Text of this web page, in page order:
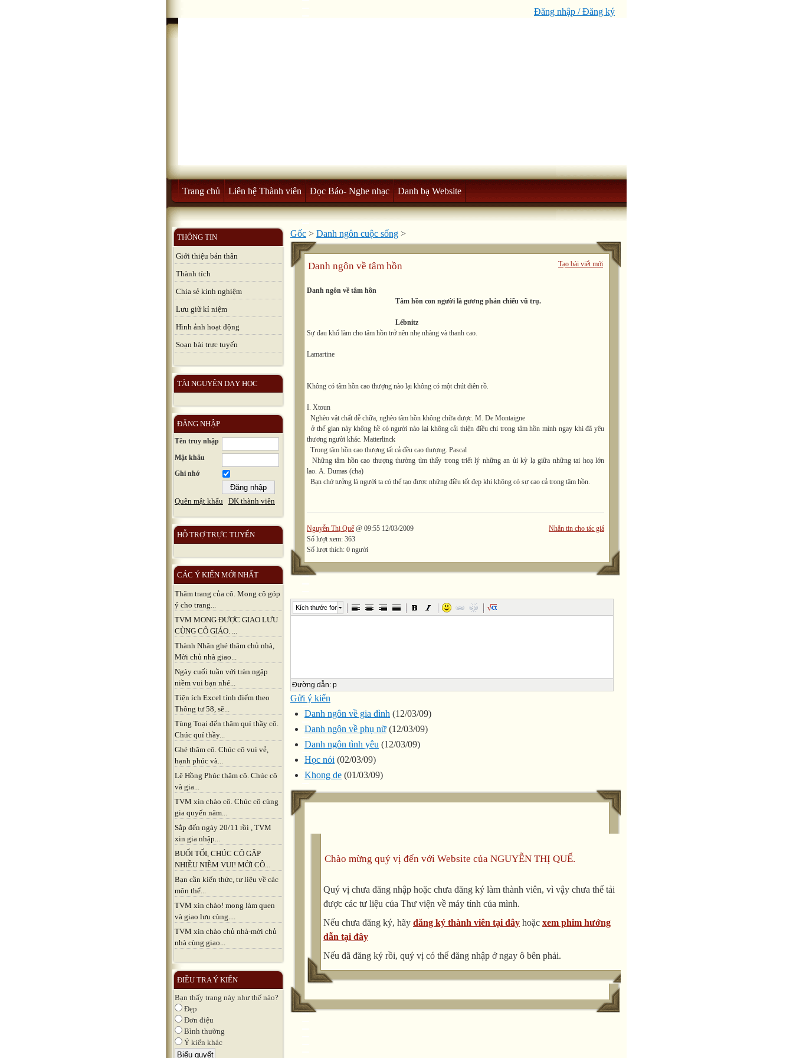
Đăng nhập / Đăng ký
Trang chủ Liên hệ Thành viên Đọc Báo- Nghe nhạc Danh bạ Website
THÔNG TIN
Giới thiệu bản thân
Thành tích
Chia sẻ kinh nghiệm
Lưu giữ kỉ niệm
Hình ảnh hoạt động
Soạn bài trực tuyến
TÀI NGUYÊN DẠY HỌC
ĐĂNG NHẬP
Tên truy nhập
Mật khẩu
Ghi nhớ
Quên mật khẩu ĐK thành viên
HỖ TRỢ TRỰC TUYẾN
CÁC Ý KIẾN MỚI NHẤT
Thăm trang của cô. Mong cô góp
ý cho trang...
TVM MONG ĐƯỢC GIAO LƯU
CÙNG CÔ GIÁO. ...
Thành Nhân ghé thăm chủ nhà,
Mời chủ nhà giao...
Ngày cuối tuần với tràn ngập
niềm vui bạn nhé...
Tiện ích Excel tính điểm theo
Thông tư 58, sẽ...
Tùng Toại đến thăm quí thầy cô.
Chúc quí thầy...
Ghé thăm cô. Chúc cô vui vẻ,
hạnh phúc và...
Lê Hồng Phúc thăm cô. Chúc cô
và gia...
TVM xin chào cô. Chúc cô cùng
gia quyến năm...
Sắp đến ngày 20/11 rồi , TVM
xin gia nhập...
BUỔI TỐI, CHÚC CÔ GẶP
NHIỀU NIỀM VUI! MỜI CÔ...
Bạn cần kiến thức, tư liệu về các
môn thể...
TVM xin chào! mong làm quen
và giao lưu cùng....
TVM xin chào chủ nhà-mời chủ
nhà cùng giao...
ĐIỀU TRA Ý KIẾN
Bạn thấy trang này như thế nào?
Đẹp
Đơn điệu
Bình thường
Ý kiến khác
Gốc > Danh ngôn cuộc sống >
Tạo bài viết mới
Danh ngôn về tâm hồn
Danh ngôn về tâm hồn
Tâm hồn con người là gương phản chiếu vũ trụ.
Lébnitz
Sự đau khổ làm cho tâm hồn trở nên nhẹ nhàng và thanh cao.
Lamartine
Không có tâm hồn cao thượng nào lại không có một chút điên rồ.
I. Xtoun
Nghèo vật chất dễ chữa, nghèo tâm hồn không chữa được. M. De Montaigne
ở thế gian này không hề có người nào lại không cải thiện điều chi trong tâm hồn mình ngay khi đã yêu
thương người khác. Matterlinck
Trong tâm hồn cao thượng tất cả đều cao thượng. Pascal
Những tâm hồn cao thượng thường tìm thấy trong triết lý những an ủi kỳ lạ giữa những tai hoạ lớn
lao. A. Dumas (cha)
Bạn chớ tưởng là người ta có thể tạo được những điều tốt đẹp khi không có sự cao cả trong tâm hồn.
Nhắn tin cho tác giả
Nguyễn Thị Quế@ 09:55 12/03/2009
Số lượt xem: 363
Số lượt thích: 0 người
Kích thước font
Đường dẫn: p
Gửi ý kiến
Danh ngôn về gia đình (12/03/09)
Danh ngôn về phụ nữ (12/03/09)
Danh ngôn tình yêu (12/03/09)
Học nói (02/03/09)
Khong de (01/03/09)
Chào mừng quý vị đến với Website của NGUYỄN THỊ QUẾ.
Quý vị chưa đăng nhập hoặc chưa đăng ký làm thành viên, vì vậy chưa thể tải
được các tư liệu của Thư viện về máy tính của mình.
Nếu chưa đăng ký, hãy đăng ký thành viên tại đây hoặc xem phim hướng
dẫn tại đây
Nếu đã đăng ký rồi, quý vị có thể đăng nhập ở ngay ô bên phải.